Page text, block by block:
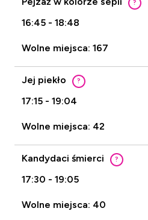
?
16:45 - 18:48
Wolne miejsca: 167
Jej piekło ?
17:15 - 19:04
Wolne miejsca: 42
Kandydaci śmierci ?
17:30 - 19:05
Wolne miejsca: 40